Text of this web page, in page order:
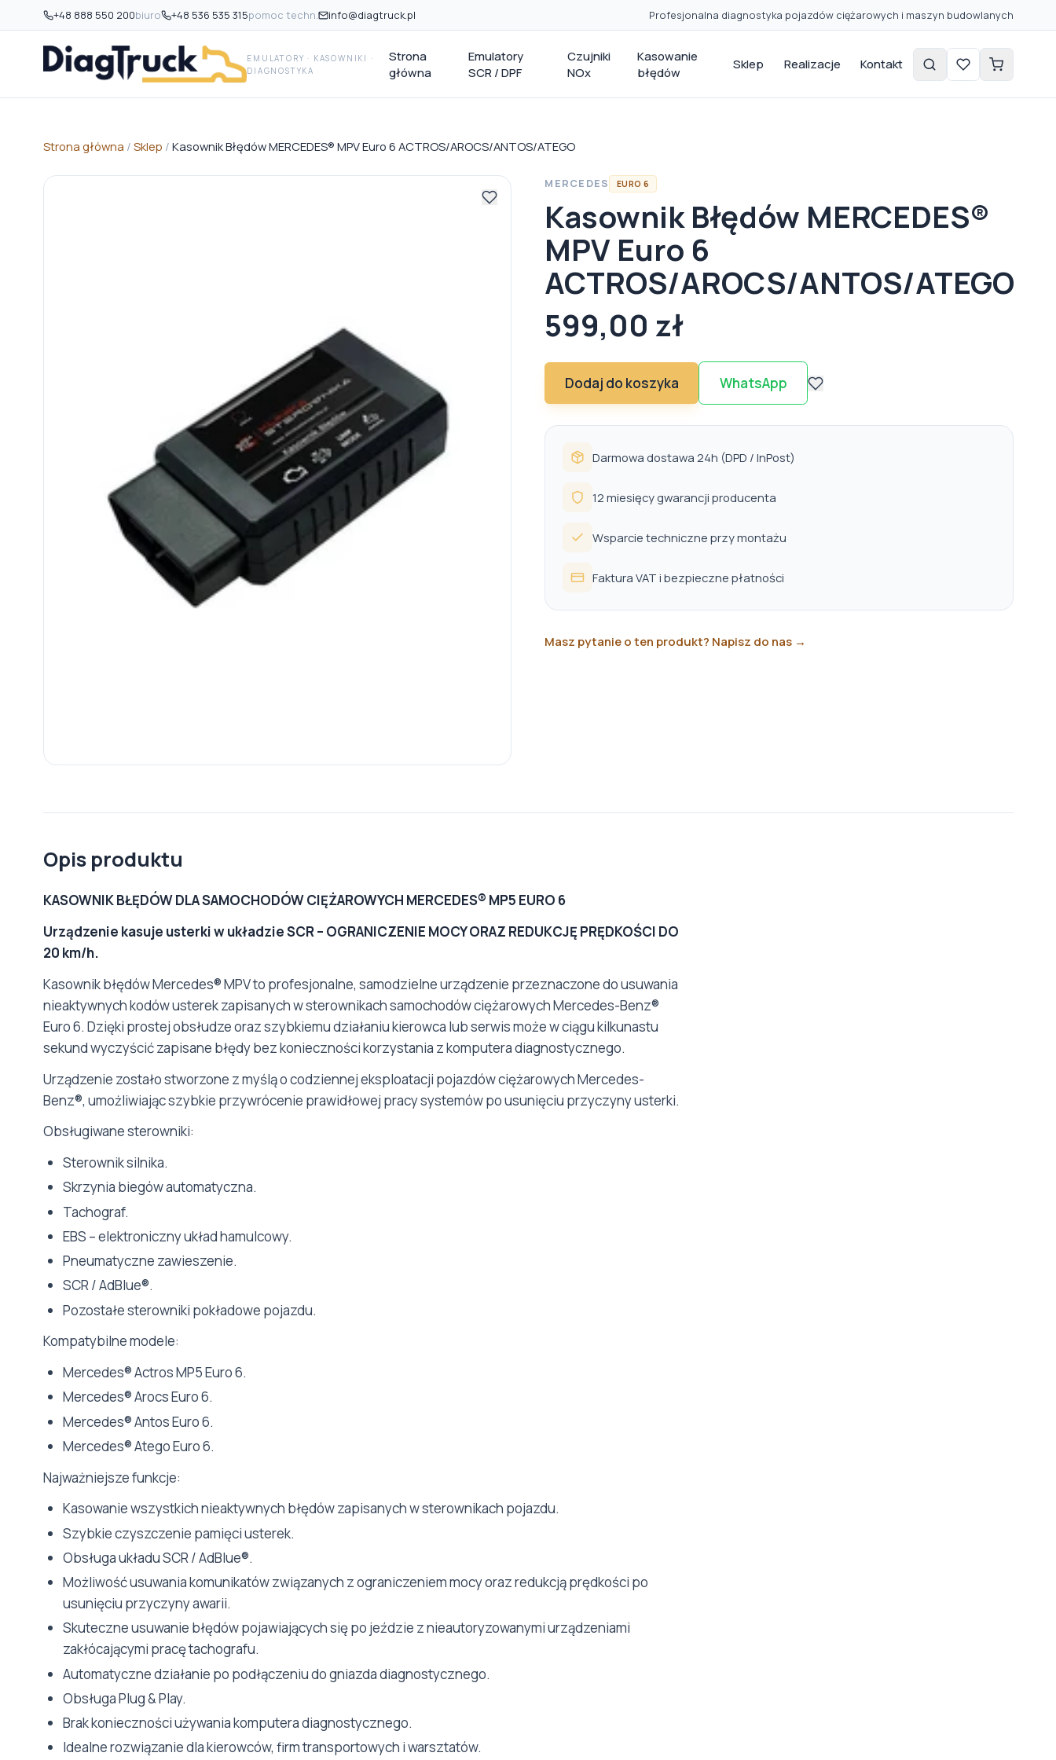
+48 888 550 200biuro +48 536 535 315pomoc techn. info@diagtruck.pl Profesjonalna diagnostyka pojazdów ciężarowych i maszyn budowlanych
EMULATORY · KASOWNIKI ·
DIAGNOSTYKA
Strona
główna
Emulatory
SCR / DPF
Czujniki
NOx
Kasowanie
błędów
Sklep Realizacje Kontakt
Strona główna / Sklep / Kasownik Błędów MERCEDES® MPV Euro 6 ACTROS/AROCS/ANTOS/ATEGO
MERCEDES EURO 6
Kasownik Błędów MERCEDES®
MPV Euro 6
ACTROS/AROCS/ANTOS/ATEGO
599,00 zł
Dodaj do koszyka WhatsApp
Darmowa dostawa 24h (DPD / InPost)
12 miesięcy gwarancji producenta
Wsparcie techniczne przy montażu
Faktura VAT i bezpieczne płatności
Masz pytanie o ten produkt? Napisz do nas →
Opis produktu
KASOWNIK BŁĘDÓW DLA SAMOCHODÓW CIĘŻAROWYCH MERCEDES® MP5 EURO 6
Urządzenie kasuje usterki w układzie SCR – OGRANICZENIE MOCY ORAZ REDUKCJĘ PRĘDKOŚCI DO
20 km/h.
Kasownik błędów Mercedes® MPV to profesjonalne, samodzielne urządzenie przeznaczone do usuwania
nieaktywnych kodów usterek zapisanych w sterownikach samochodów ciężarowych Mercedes-Benz®
Euro 6. Dzięki prostej obsłudze oraz szybkiemu działaniu kierowca lub serwis może w ciągu kilkunastu
sekund wyczyścić zapisane błędy bez konieczności korzystania z komputera diagnostycznego.
Urządzenie zostało stworzone z myślą o codziennej eksploatacji pojazdów ciężarowych Mercedes-
Benz®, umożliwiając szybkie przywrócenie prawidłowej pracy systemów po usunięciu przyczyny usterki.
Obsługiwane sterowniki:
Sterownik silnika.
Skrzynia biegów automatyczna.
Tachograf.
EBS – elektroniczny układ hamulcowy.
Pneumatyczne zawieszenie.
SCR / AdBlue®.
Pozostałe sterowniki pokładowe pojazdu.
Kompatybilne modele:
Mercedes® Actros MP5 Euro 6.
Mercedes® Arocs Euro 6.
Mercedes® Antos Euro 6.
Mercedes® Atego Euro 6.
Najważniejsze funkcje:
Kasowanie wszystkich nieaktywnych błędów zapisanych w sterownikach pojazdu.
Szybkie czyszczenie pamięci usterek.
Obsługa układu SCR / AdBlue®.
Możliwość usuwania komunikatów związanych z ograniczeniem mocy oraz redukcją prędkości po
usunięciu przyczyny awarii.
Skuteczne usuwanie błędów pojawiających się po jeździe z nieautoryzowanymi urządzeniami
zakłócającymi pracę tachografu.
Automatyczne działanie po podłączeniu do gniazda diagnostycznego.
Obsługa Plug & Play.
Brak konieczności używania komputera diagnostycznego.
Idealne rozwiązanie dla kierowców, firm transportowych i warsztatów.